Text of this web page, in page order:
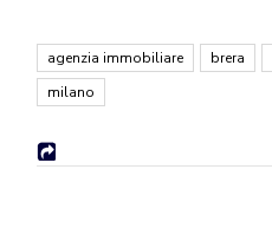
agenzia immobiliare brera
milano